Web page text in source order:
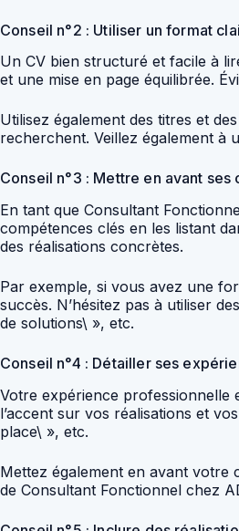
Conseil n°2 : Utiliser un format
Un CV bien structuré et facile à
et une mise en page équilibrée.
Utilisez également des titres et
recherchent. Veillez également à
Conseil n°3 : Mettre en avant
En tant que Consultant
compétences clés en les listant
des réalisations concrètes.
Par exemple, si vous avez une
succès. N’hésitez pas à utiliser
de solutions\ », etc.
Conseil n°4 : Détailler ses
Votre expérience professionnelle
l’accent sur vos réalisations et
place\ », etc.
Mettez également en avant votre
de Consultant Fonctionnel chez